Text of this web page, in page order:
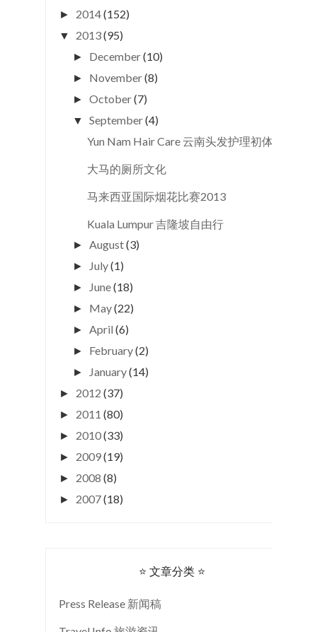
► 2014(152)
▼ 2013(95)
► December(10)
► November(8)
►October(7)
▼September(4)
Yun Nam Hair Care 云南头发护理初体验
大马的厕所文化
马来西亚国际烟花比赛2013
Kuala Lumpur 吉隆坡自由行
►August(3)
► July(1)
► June(18)
► May(22)
►April(6)
► February(2)
► January(14)
► 2012 (37)
► 2011 (80)
► 2010(33)
► 2009(19)
► 2008 (8)
► 2007(18)
⭐ 文章分类 ⭐
Press Release 新闻稿